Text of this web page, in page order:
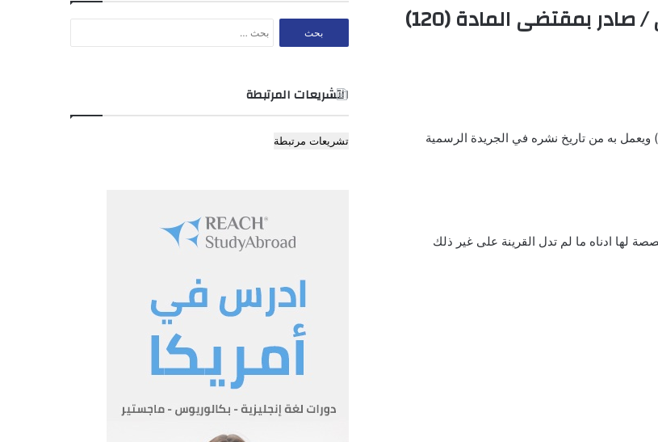
نظام الهيئة التنسيقية للتكافل الاجتماعي / صادر بمقتضى المادة (120)
لها ادناه ما لم تدل القرينة على غير ذلك
التشريعات المرتبطة
تشريعات مرتبطة